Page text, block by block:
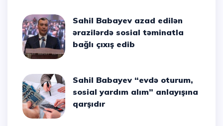
Sahil Babayev azad edilən
ərazilərdə sosial təminatla
bağlı çıxış edib
Sahil Babayev “evdə oturum,
sosial yardım alım” anlayışına
qarşıdır